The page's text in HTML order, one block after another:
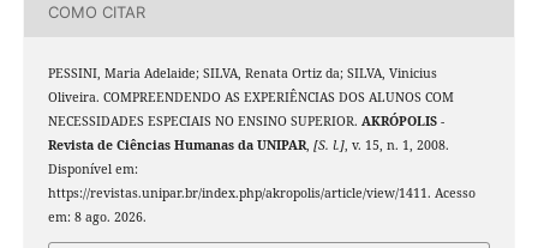
COMO CITAR
PESSINI, Maria Adelaide; SILVA, Renata Ortiz da; SILVA, Vinicius
Oliveira. COMPREENDENDO AS EXPERIÊNCIAS DOS ALUNOS COM
NECESSIDADES ESPECIAIS NO ENSINO SUPERIOR. AKRÓPOLIS -
Revista de Ciências Humanas da UNIPAR, [S. l.], v. 15, n. 1, 2008.
Disponível em:
https://revistas.unipar.br/index.php/akropolis/article/view/1411. Acesso
em: 8 ago. 2026.